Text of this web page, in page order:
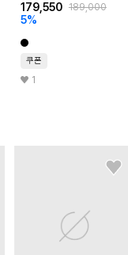
179,550 189,000
5%
쿠폰
1